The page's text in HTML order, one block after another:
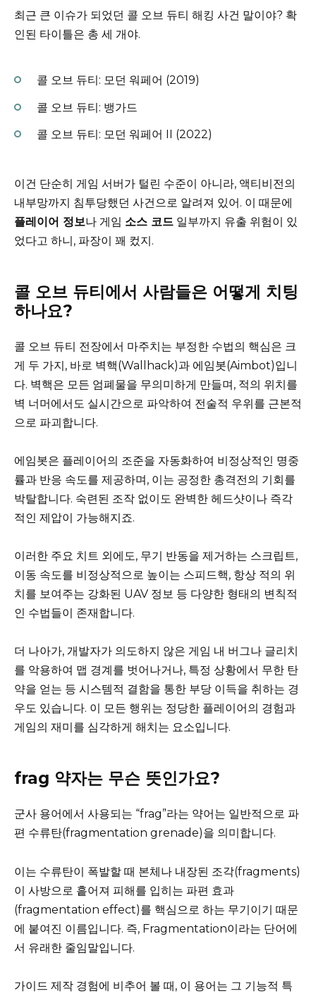
최근 큰 이슈가 되었던 콜 오브 듀티 해킹 사건 말이야? 확
인된 타이틀은 총 세 개야.
콜 오브 듀티: 모던 워페어 (2019)
콜 오브 듀티: 뱅가드
콜 오브 듀티: 모던 워페어 II (2022)
이건 단순히 게임 서버가 털린 수준이 아니라, 액티비전의
내부망까지 침투당했던 사건으로 알려져 있어. 이 때문에
플레이어 정보나 게임 소스 코드 일부까지 유출 위험이 있
었다고 하니, 파장이 꽤 컸지.
콜 오브 듀티에서 사람들은 어떻게 치팅
하나요?
콜 오브 듀티 전장에서 마주치는 부정한 수법의 핵심은 크
게 두 가지, 바로 벽핵(Wallhack)과 에임봇(Aimbot)입니
다. 벽핵은 모든 엄폐물을 무의미하게 만들며, 적의 위치를
벽 너머에서도 실시간으로 파악하여 전술적 우위를 근본적
으로 파괴합니다.
에임봇은 플레이어의 조준을 자동화하여 비정상적인 명중
률과 반응 속도를 제공하며, 이는 공정한 총격전의 기회를
박탈합니다. 숙련된 조작 없이도 완벽한 헤드샷이나 즉각
적인 제압이 가능해지죠.
이러한 주요 치트 외에도, 무기 반동을 제거하는 스크립트,
이동 속도를 비정상적으로 높이는 스피드핵, 항상 적의 위
치를 보여주는 강화된 UAV 정보 등 다양한 형태의 변칙적
인 수법들이 존재합니다.
더 나아가, 개발자가 의도하지 않은 게임 내 버그나 글리치
를 악용하여 맵 경계를 벗어나거나, 특정 상황에서 무한 탄
약을 얻는 등 시스템적 결함을 통한 부당 이득을 취하는 경
우도 있습니다. 이 모든 행위는 정당한 플레이어의 경험과
게임의 재미를 심각하게 해치는 요소입니다.
frag 약자는 무슨 뜻인가요?
군사 용어에서 사용되는 “frag”라는 약어는 일반적으로 파
편 수류탄(fragmentation grenade)을 의미합니다.
이는 수류탄이 폭발할 때 본체나 내장된 조각(fragments)
이 사방으로 흩어져 피해를 입히는 파편 효과
(fragmentation effect)를 핵심으로 하는 무기이기 때문
에 붙여진 이름입니다. 즉, Fragmentation이라는 단어에
서 유래한 줄임말입니다.
가이드 제작 경험에 비추어 볼 때, 이 용어는 그 기능적 특